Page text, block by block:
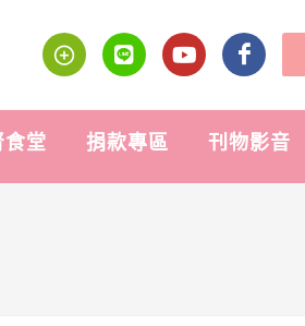
食堂 捐款專區 刊物影音